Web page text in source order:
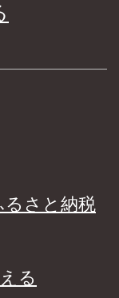
るさと納税
る